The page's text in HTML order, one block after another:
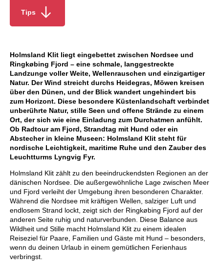
Tips
Holmsland Klit liegt eingebettet zwischen Nordsee und
Ringkøbing Fjord – eine schmale, langgestreckte
Landzunge voller Weite, Wellenrauschen und einzigartiger
Natur. Der Wind streicht durchs Heidegras, Möwen kreisen
über den Dünen, und der Blick wandert ungehindert bis
zum Horizont. Diese besondere Küstenlandschaft verbindet
unberührte Natur, stille Seen und offene Strände zu einem
Ort, der sich wie eine Einladung zum Durchatmen anfühlt.
Ob Radtour am Fjord, Strandtag mit Hund oder ein
Abstecher in kleine Museen: Holmsland Klit steht für
nordische Leichtigkeit, maritime Ruhe und den Zauber des
Leuchtturms Lyngvig Fyr.
Holmsland Klit zählt zu den beeindruckendsten Regionen an der
dänischen Nordsee. Die außergewöhnliche Lage zwischen Meer
und Fjord verleiht der Umgebung ihren besonderen Charakter.
Während die Nordsee mit kräftigen Wellen, salziger Luft und
endlosem Strand lockt, zeigt sich der Ringkøbing Fjord auf der
anderen Seite ruhig und naturverbunden. Diese Balance aus
Wildheit und Stille macht Holmsland Klit zu einem idealen
Reiseziel für Paare, Familien und Gäste mit Hund – besonders,
wenn du deinen Urlaub in einem gemütlichen Ferienhaus
verbringst.